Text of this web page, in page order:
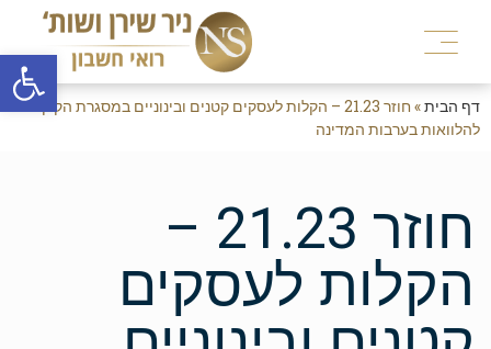
דף הבית»
חוזר 21.23 – הקלות לעסקים קטנים ובינוניים במסגרת הקרן
להלוואות בערבות המדינה
חוזר 21.23 –
הקלות לעסקים